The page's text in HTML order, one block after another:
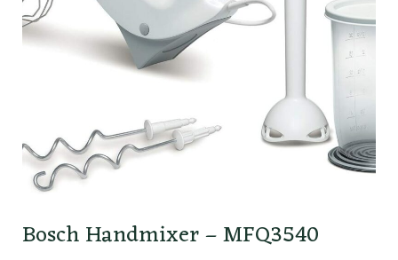
Bosch Handmixer – MFQ3540